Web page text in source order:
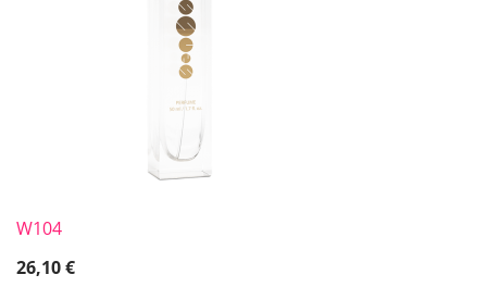
W104
26,10€